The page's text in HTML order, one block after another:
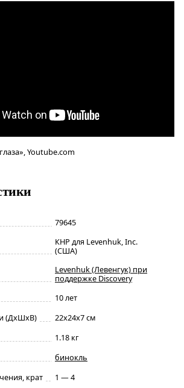
Youtube.com
79645
КНР для Levenhuk, Inc.
(США)
Levenhuk (Левенгук) при
поддержке Discovery
10 лет
(ДxШxВ)
22x24x7 см
1.18 кг
бинокль
крат
1 — 4